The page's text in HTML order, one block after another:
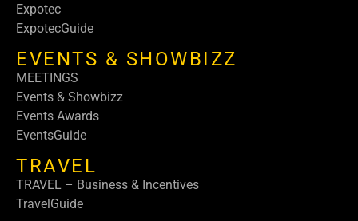
Expotec
ExpotecGuide
EVENTS & SHOWBIZZ
MEETINGS
Events & Showbizz
Events Awards
EventsGuide
TRAVEL
TRAVEL – Business & Incentives
TravelGuide